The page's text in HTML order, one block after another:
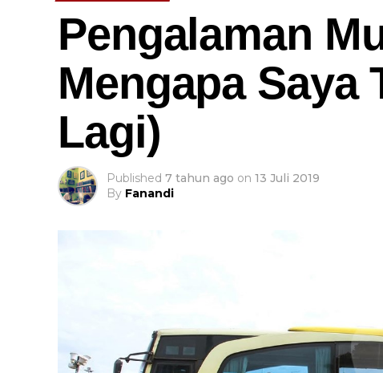
Pengalaman
Mengapa Saya
Lagi)
Published 7 tahun ago on 13 Juli 2019
By Fanandi